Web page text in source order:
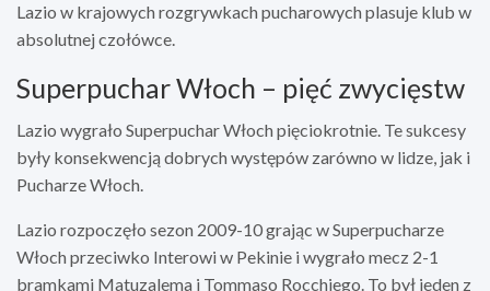
Lazio w krajowych rozgrywkach pucharowych plasuje klub w
absolutnej czołówce.
Superpuchar Włoch – pięć zwycięstw
Lazio wygrało Superpuchar Włoch pięciokrotnie. Te sukcesy
były konsekwencją dobrych występów zarówno w lidze, jak i
Pucharze Włoch.
Lazio rozpoczęło sezon 2009-10 grając w Superpucharze
Włoch przeciwko Interowi w Pekinie i wygrało mecz 2-1
bramkami Matuzalema i Tommaso Rocchiego. To był jeden z